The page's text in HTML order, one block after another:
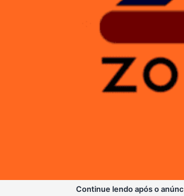
Continue lendo após o